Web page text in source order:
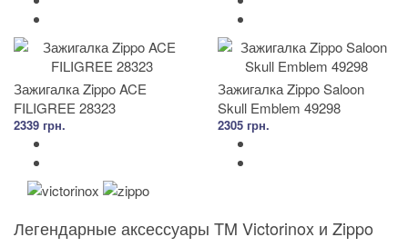
Зажигалка Zippo ACE
FILIGREE 28323
2339 грн.
Зажигалка Zippo Saloon
Skull Emblem 49298
2305 грн.
Легендарные аксессуары TM Victorinox и Zippo